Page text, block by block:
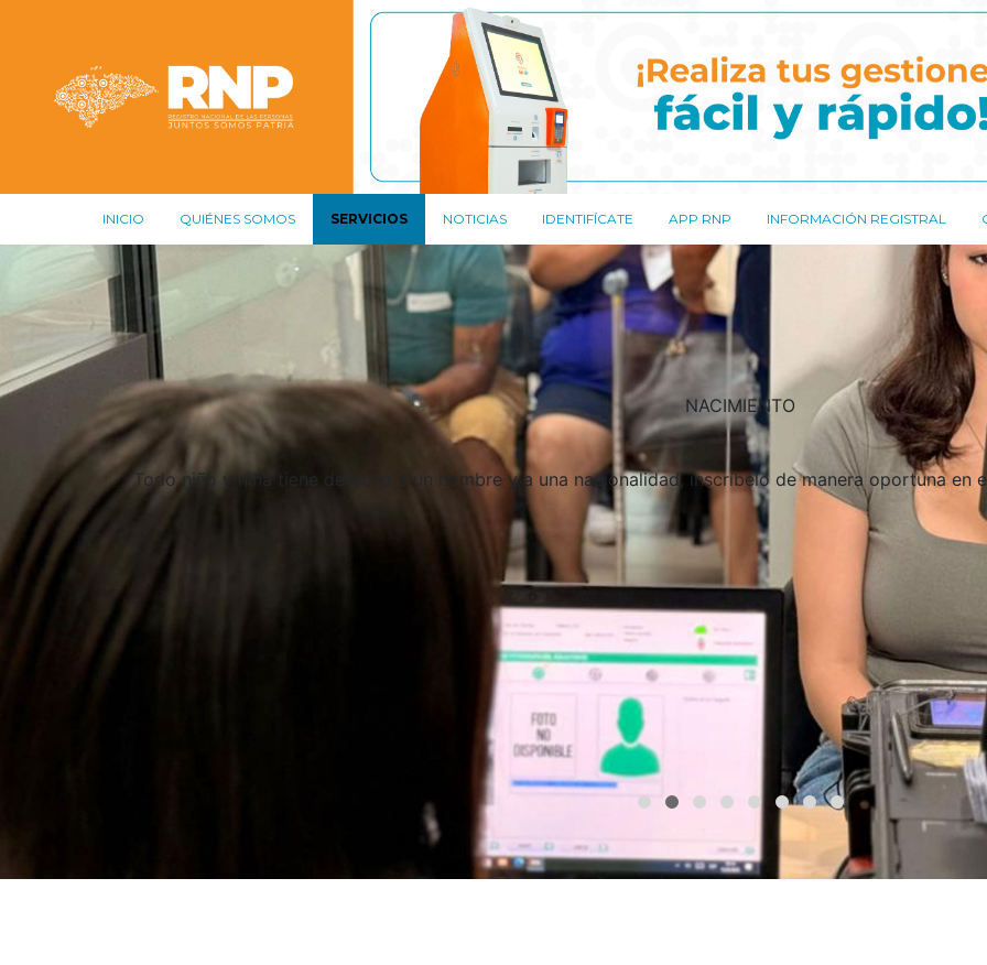
INICIO QUIÉNES SOMOS SERVICIOS NOTICIAS IDENTIFÍCATE APP RNP INFORMACIÓN REGISTRAL
NACIMIENTO
Todo niño y niña tiene derecho a un nombre y a una nacionalidad, inscríbelo de manera oportuna en